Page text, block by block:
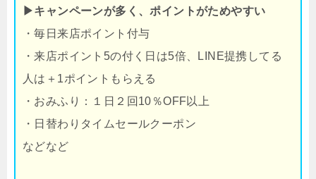
▶キャンペーンが多く、ポイントがためやすい
・毎日来店ポイント付与
・来店ポイント5の付く日は5倍、LINE提携してる
人は＋1ポイントもらえる
・おみふり：１日２回10％OFF以上
・日替わりタイムセールクーポン
などなど